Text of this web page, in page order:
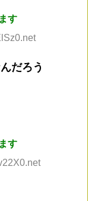
す
だろう
す